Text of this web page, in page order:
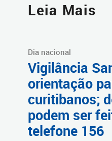
Leia Mais
Dia nacional
Vigilância
orientação
curitibanos;
podem ser
telefone 156